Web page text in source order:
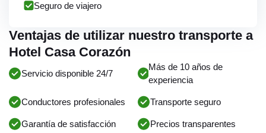
Seguro de viajero
Ventajas de utilizar nuestro transporte a
Hotel Casa Corazón
Servicio disponible 24/7
Más de 10 años de
experiencia
Conductores profesionales Transporte seguro
Garantía de satisfacción Precios transparentes